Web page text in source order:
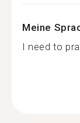
Meine
I need to